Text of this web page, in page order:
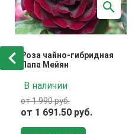
Роза чайно-гибридная
Папа Мейян
В наличии
от 1 990 руб.
от 1 691.50 руб.